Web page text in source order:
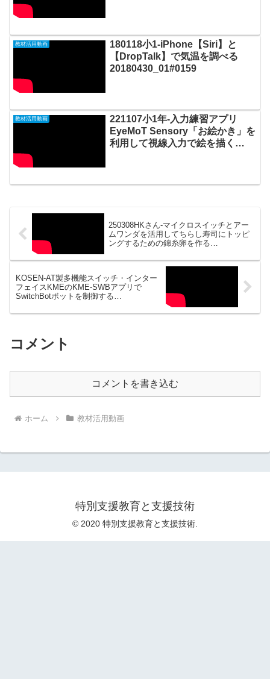
教材活用動画
180118小1-iPhone【Siri】と
【DropTalk】で気温を調べる
20180430_01#0159
教材活用動画
221107小1年-入力練習アプリ
EyeMoT Sensory「お絵かき」を
利用して視線入力で絵を描く
250308HKさん-マイクロスイッチとアー
ムワンダを活用してちらし寿司にトッピ
ングするための錦糸卵を作る
KOSEN-AT製多機能スイッチ・インター
フェイスKMEのKME-SWBアプリで
SwitchBotボットを制御する
コメント
コメントを書き込む
ホーム 教材活用動画
特別支援教育と支援技術
© 2020 特別支援教育と支援技術.